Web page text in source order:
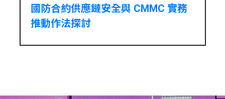
國防合約供應鏈安全與 CMMC 實務
推動作法探討